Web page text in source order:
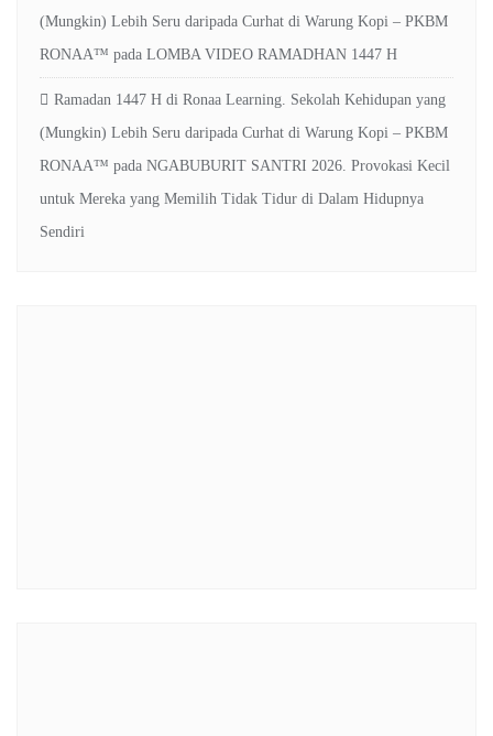
(Mungkin) Lebih Seru daripada Curhat di Warung Kopi – PKBM
RONAA™ pada LOMBA VIDEO RAMADHAN 1447 H
Ramadan 1447 H di Ronaa Learning. Sekolah Kehidupan yang
(Mungkin) Lebih Seru daripada Curhat di Warung Kopi – PKBM
RONAA™ pada NGABUBURIT SANTRI 2026. Provokasi Kecil
untuk Mereka yang Memilih Tidak Tidur di Dalam Hidupnya
Sendiri